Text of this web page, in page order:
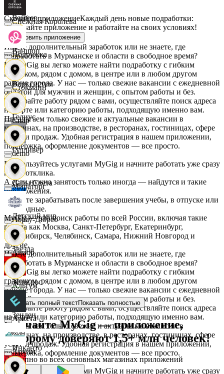
Вайнер
Ваншоп
Ворксистем
Гелиус
Гулливер
Дары Света
Детский мир
Звезда
Зельгрос
Зенден
Инканто
Снежная Королева
Подружка
Стокманн
Cпар
demo
Мираторг
Абрау-Дюрсо
Авиор
Альтум
Аркета
Архим
Скачайте приложениеКаждый день новые подработки:
скачивайте приложение и работайте на своих условиях!
Установить приложение
Ищете дополнительный заработок или не знаете, где
подработать в Мурманске и области в свободное время?
На MyGig вы легко можете найти подработку с гибким
графиком, рядом с домом, в центре или в любом другом
районе города. У нас — только свежие вакансии с ежедневной
оплатой для мужчин и женщин, с опытом работы и без.
Выбирайте работу рядом с вами, осуществляйте поиск адреса
на карте или категорию работы, подходящую именно вам.
Предлагаем только свежие и актуальные вакансии в
магазинах, на производстве, в ресторанах, гостиницах, сфере
услуг и продаж. Удобная регистрация в нашем приложении,
поддержка, оформление документов — все просто.
Воспользуйтесь услугами MyGig и начните работать уже сразу
после отклика.
А если нужна занятость только иногда — найдутся и такие
предложения.
Начните зарабатывать после завершения учебы, в отпуске или
в выходные.
MyGig — это поиск работы по всей России, включая такие
города как Москва, Санкт-Петербург, Екатеринбург,
Новосибирск, Челябинск, Самара, Нижний Новгород и
другие.
Ищете дополнительный заработок или не знаете, где
подработать в Мурманске и области в свободное время?
На MyGig вы легко можете найти подработку с гибким
графиком, рядом с домом, в центре или в любом другом
районе города. У нас — только свежие вакансии с ежедневной
оплатой для мужчин и женщин, с опытом работы и без.
Выбирайте работу рядом с вами, осуществляйте поиск адреса
на карте или категорию работы, подходящую именно вам.
Предлагаем только свежие и актуальные вакансии в
магазинах, на производстве, в ресторанах, гостиницах, сфере
услуг и продаж. Удобная регистрация в нашем приложении,
поддержка, оформление документов — все просто.
Воспользуйтесь услугами MyGig и начните работать уже сразу
Показать полный текстПоказать полностью
Скачайте MyGig — приложение,
которому доверяют 1,5+ млн человек!
Доступно во всех основных магазинах приложений